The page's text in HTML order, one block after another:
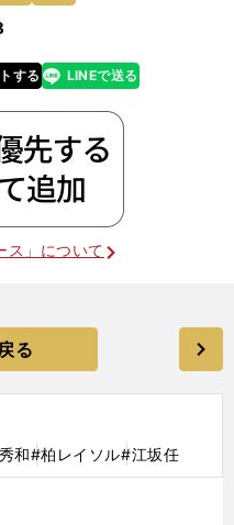
する
line LINEで送る
ス」について
る
和#柏レイソル#江坂任